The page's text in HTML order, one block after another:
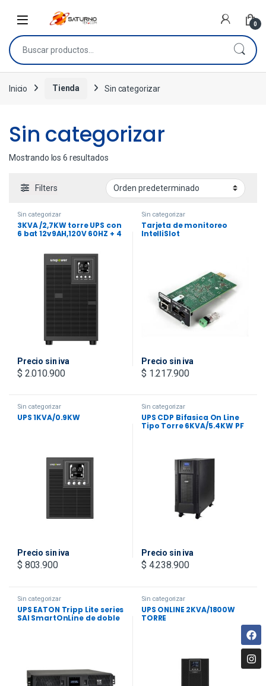
0
Inicio Tienda Sin categorizar
Sin categorizar
Mostrando los 6 resultados
Filters
Sin categorizar
3KVA /2,7KW torre UPS con
6 bat 12v9AH,120V 60HZ + 4
slot , RS232. Cargador
1AMP. Toma de entrada
NEMA L5-30P.
Precio sin iva
$ 2.010.900
Sin categorizar
Tarjeta de monitoreo
IntelliSlot
Precio sin iva
$ 1.217.900
Sin categorizar
UPS 1KVA/0.9KW
Precio sin iva
$ 803.900
Sin categorizar
UPS CDP Bifasica On Line
Tipo Torre 6KVA/5.4KW PF
Precio sin iva
$ 4.238.900
Sin categorizar
UPS EATON Tripp Lite series
SAI SmartOnLine de doble
LCD, USB, DB9, 2U
Rack/Torre
Sin categorizar
UPS ONLINE 2KVA/1800W
TORRE